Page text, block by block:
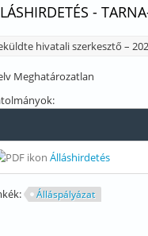
-
hivatali szerkesztő –
Meghatározatlan
Álláshirdetés
Álláspályázat